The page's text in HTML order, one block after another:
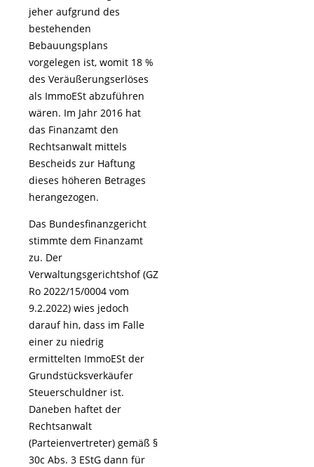
jeher aufgrund des
bestehenden
Bebauungsplans
vorgelegen ist, womit 18 %
des Veräußerungserlöses
als ImmoESt abzuführen
wären. Im Jahr 2016 hat
das Finanzamt den
Rechtsanwalt mittels
Bescheids zur Haftung
dieses höheren Betrages
herangezogen.
Das Bundesfinanzgericht
stimmte dem Finanzamt
zu. Der
Verwaltungsgerichtshof (GZ
Ro 2022/15/0004 vom
9.2.2022) wies jedoch
darauf hin, dass im Falle
einer zu niedrig
ermittelten ImmoESt der
Grundstücksverkäufer
Steuerschuldner ist.
Daneben haftet der
Rechtsanwalt
(Parteienvertreter) gemäß §
30c Abs. 3 EStG dann für